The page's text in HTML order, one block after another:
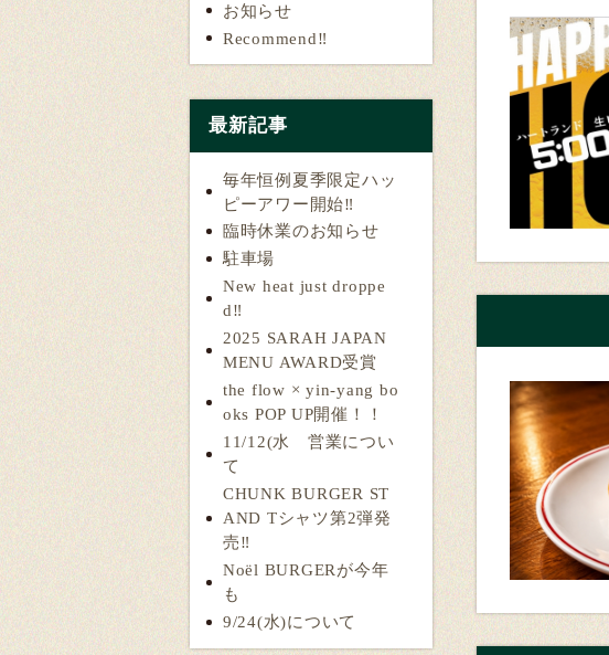
お知らせ
Recommend‼️
最新記事
毎年恒例夏季限定ハッ
ピーアワー開始‼️
臨時休業のお知らせ
駐車場
New heat just droppe
d‼️
2025 SARAH JAPAN
MENU AWARD受賞
the flow × yin-yang bo
oks POP UP開催！！
11/12(水 営業につい
て
CHUNK BURGER ST
AND Tシャツ第2弾発
売‼️
Noël BURGERが今年
も
9/24(水)について